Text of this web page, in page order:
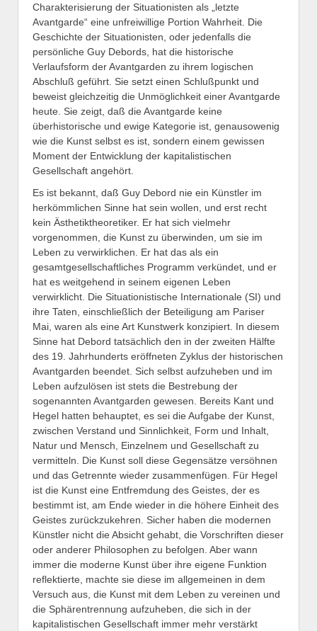
Charakterisierung der Situationisten als „letzte
Avantgarde“ eine unfreiwillige Portion Wahrheit. Die
Geschichte der Situationisten, oder jedenfalls die
persönliche Guy Debords, hat die historische
Verlaufsform der Avantgarden zu ihrem logischen
Abschluß geführt. Sie setzt einen Schlußpunkt und
beweist gleichzeitig die Unmöglichkeit einer Avantgarde
heute. Sie zeigt, daß die Avantgarde keine
überhistorische und ewige Kategorie ist, genausowenig
wie die Kunst selbst es ist, sondern einem gewissen
Moment der Entwicklung der kapitalistischen
Gesellschaft angehört.
Es ist bekannt, daß Guy Debord nie ein Künstler im
herkömmlichen Sinne hat sein wollen, und erst recht
kein Ästhetiktheoretiker. Er hat sich vielmehr
vorgenommen, die Kunst zu überwinden, um sie im
Leben zu verwirklichen. Er hat das als ein
gesamtgesellschaftliches Programm verkündet, und er
hat es weitgehend in seinem eigenen Leben
verwirklicht. Die Situationistische Internationale (SI) und
ihre Taten, einschließlich der Beteiligung am Pariser
Mai, waren als eine Art Kunstwerk konzipiert. In diesem
Sinne hat Debord tatsächlich den in der zweiten Hälfte
des 19. Jahrhunderts eröffneten Zyklus der historischen
Avantgarden beendet. Sich selbst aufzuheben und im
Leben aufzulösen ist stets die Bestrebung der
sogenannten Avantgarden gewesen. Bereits Kant und
Hegel hatten behauptet, es sei die Aufgabe der Kunst,
zwischen Verstand und Sinnlichkeit, Form und Inhalt,
Natur und Mensch, Einzelnem und Gesellschaft zu
vermitteln. Die Kunst soll diese Gegensätze versöhnen
und das Getrennte wieder zusammenfügen. Für Hegel
ist die Kunst eine Entfremdung des Geistes, der es
bestimmt ist, am Ende wieder in die höhere Einheit des
Geistes zurückzukehren. Sicher haben die modernen
Künstler nicht die Absicht gehabt, die Vorschriften dieser
oder anderer Philosophen zu befolgen. Aber wann
immer die moderne Kunst über ihre eigene Funktion
reflektierte, machte sie diese im allgemeinen in dem
Versuch aus, die Kunst mit dem Leben zu vereinen und
die Sphärentrennung aufzuheben, die sich in der
kapitalistischen Gesellschaft immer mehr verstärkt